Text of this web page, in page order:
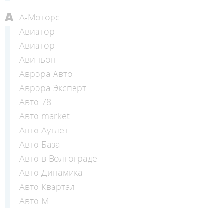
А А-Моторс
Авиатор
Авиатор
Авиньон
Аврора Авто
Аврора Эксперт
Авто 78
Авто market
Авто Аутлет
Авто База
Авто в Волгограде
Авто Динамика
Авто Квартал
Авто М